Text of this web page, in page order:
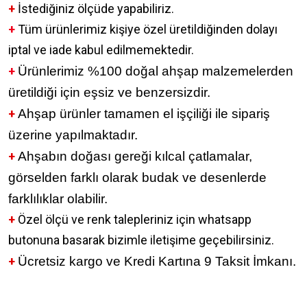
+ İstediğiniz ölçüde yapabiliriz.
+Tüm ürünlerimiz kişiye özel üretildiğinden dolayı
iptal ve iade kabul edilmemektedir.
+ Ürünlerimiz %100 doğal ahşap malzemelerden
üretildiği için eşsiz ve benzersizdir.
+Ahşap ürünler tamamen el işçiliği ile sipariş
üzerine yapılmaktadır.
+Ahşabın doğası gereği kılcal çatlamalar,
görselden farklı olarak budak ve desenlerde
farklılıklar olabilir.
+ Özel ölçü ve renk talepleriniz için whatsapp
butonuna basarak bizimle iletişime geçebilirsiniz.
+ Ücretsiz kargo ve Kredi Kartına 9 Taksit İmkanı.